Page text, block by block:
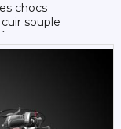
chocs
souple
longs trajets
plus raides
l'angle du guidon
: durabilité et